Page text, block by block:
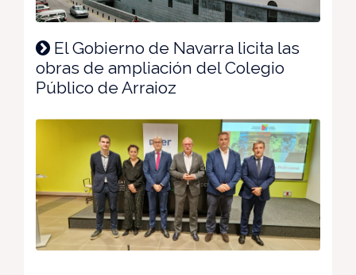
El Gobierno de Navarra licita las
obras de ampliación del Colegio
Público de Arraioz